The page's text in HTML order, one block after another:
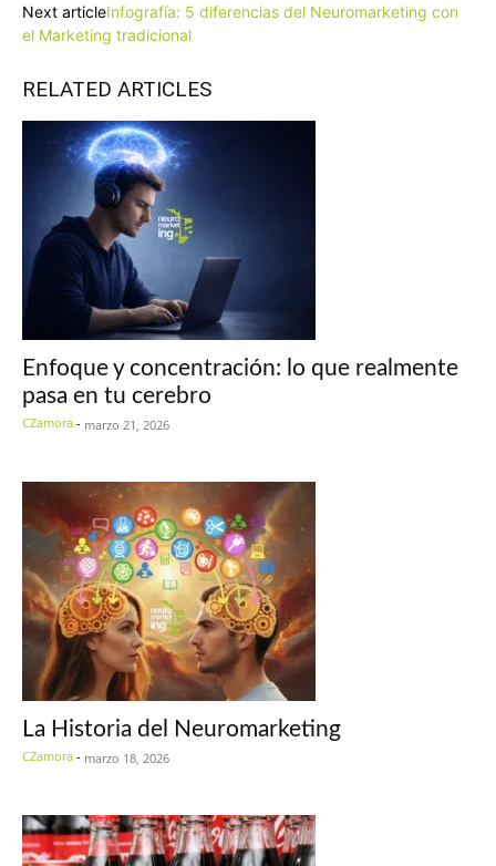
Next articleInfografía: 5 diferencias del Neuromarketing con
el Marketing tradicional
RELATED ARTICLES
Enfoque y concentración: lo que realmente
pasa en tu cerebro
CZamora - marzo 21, 2026
La Historia del Neuromarketing
CZamora - marzo 18, 2026